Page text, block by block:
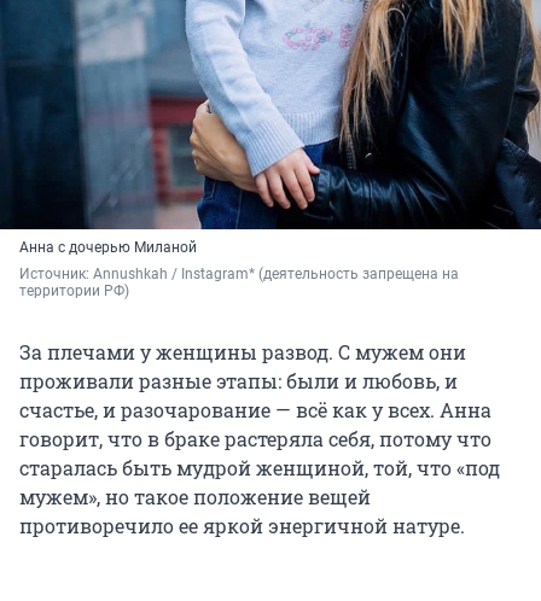
Анна с дочерью Миланой
Источник: Annushkah / Instagram* (деятельность запрещена на
территории РФ)
За плечами у женщины развод. С мужем они
проживали разные этапы: были и любовь, и
счастье, и разочарование — всё как у всех. Анна
говорит, что в браке растеряла себя, потому что
старалась быть мудрой женщиной, той, что «под
мужем», но такое положение вещей
противоречило ее яркой энергичной натуре.